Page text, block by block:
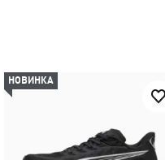
НОВИНКА